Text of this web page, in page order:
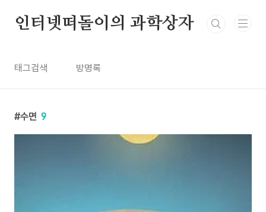
인터넷떠돌이의 과학상자
태그검색 방명록
수면 9